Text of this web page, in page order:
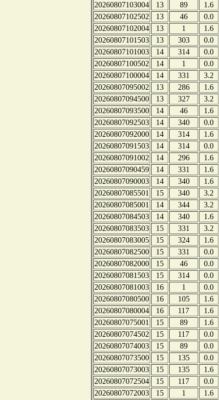
20260807103004
13 89
1.6
20260807102502
13 46
0.0
20260807102004
13 1
1.6
20260807101503
13 303
0.0
20260807101003
14 314
0.0
20260807100502
14 1
0.0
20260807100004
14 331
3.2
20260807095002
13 286
1.6
20260807094500
13 327
3.2
20260807093500
14 46
1.6
20260807092503
14 340
0.0
20260807092000
14 314
1.6
20260807091503
14 314
0.0
20260807091002
14 296
1.6
20260807090459
14 331
1.6
20260807090003
14 340
1.6
20260807085501
15 340
3.2
20260807085001
14 344
3.2
20260807084503
14 340
1.6
20260807083503
15 331
3.2
20260807083005
15 324
1.6
20260807082500
15 331
0.0
20260807082000
15 46
0.0
20260807081503
15 314
0.0
20260807081003
16 1
0.0
20260807080500
16 105
1.6
20260807080004
16 117
1.6
20260807075001
15 89
1.6
20260807074502
15 117
0.0
20260807074003
15 89
0.0
20260807073500
15 135
0.0
20260807073003
15 135
1.6
20260807072504
15 117
0.0
20260807072003
15 1
1.6